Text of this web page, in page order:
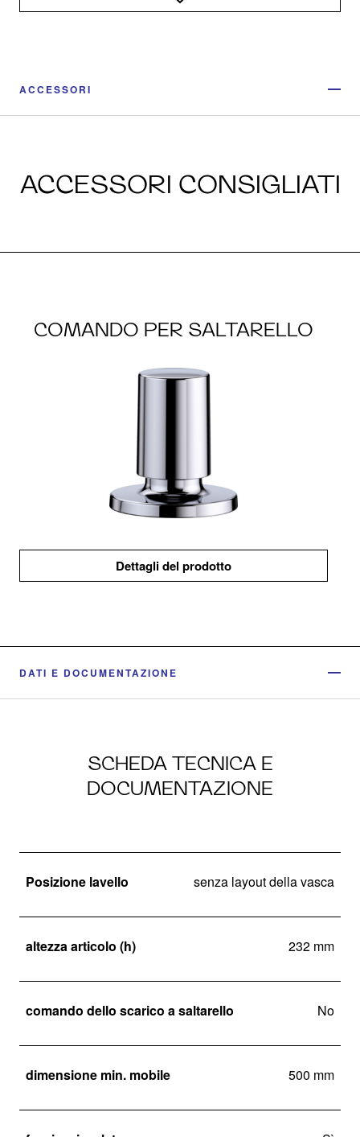
ACCESSORI
ACCESSORI CONSIGLIATI
COMANDO PER SALTARELLO
Dettagli del prodotto
DATI E DOCUMENTAZIONE
SCHEDA TECNICA E
DOCUMENTAZIONE
Posizione lavello senza layout della vasca
altezza articolo (h) 232 mm
comando dello scarico a saltarello No
dimensione min. mobile 500 mm